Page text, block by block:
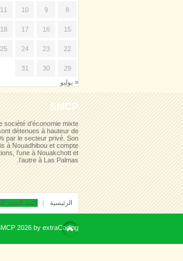
8
9
10
11
15
16
17
18
22
23
24
25
29
30
31
« يوليو
SMCP
société d’économie mixte
détenues à hauteur de
par le secteur privé. Son
à Nouadhibou et compte
l’une à Nouakchott et
l’autre à Las Palmas.
الرئيسية كلمة المدير
2026 by extraCoding